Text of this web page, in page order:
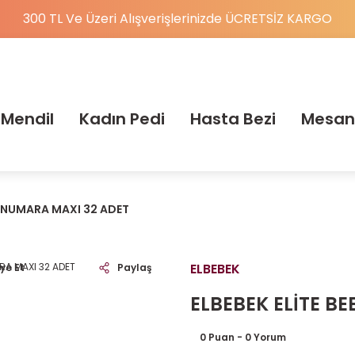
300 TL Ve Üzeri Alışverişlerinizde ÜCRETSİZ KARGO
Kadın Pedi Hasta Bezi
NUMARA MAXI 32 ADET
Et Paylaş ELBEBEK
ELBEBEK ELİTE
0 Puan - 0 Yorum